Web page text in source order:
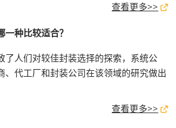
查看更多>>
种比较适合？
了人们对较佳封装选择的探索，系统公
、代工厂和封装公司在该领域的研究做出
查看更多>>